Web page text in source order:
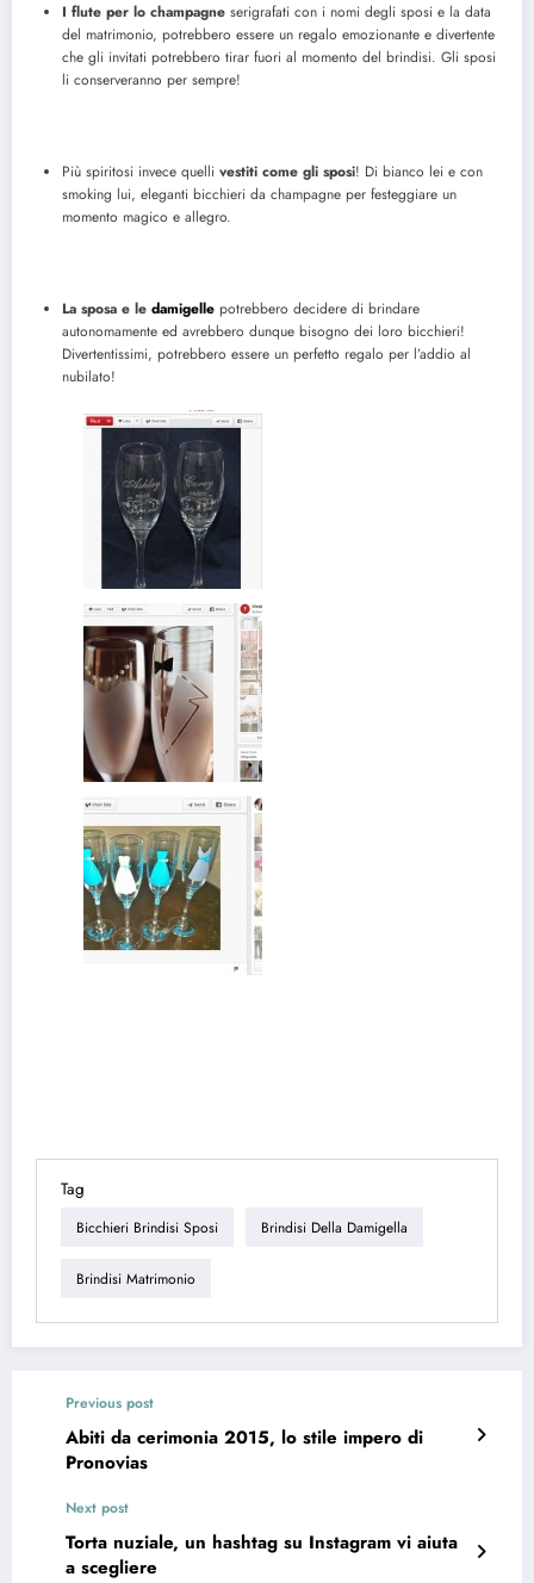
I flute per lo champagne serigrafati con i nomi degli sposi e la data
del matrimonio, potrebbero essere un regalo emozionante e divertente
che gli invitati potrebbero tirar fuori al momento del brindisi. Gli sposi
li conserveranno per sempre!
Più spiritosi invece quelli vestiti come gli sposi! Di bianco lei e con
smoking lui, eleganti bicchieri da champagne per festeggiare un
momento magico e allegro.
La sposa e le damigelle potrebbero decidere di brindare
autonomamente ed avrebbero dunque bisogno dei loro bicchieri!
Divertentissimi, potrebbero essere un perfetto regalo per l’addio al
nubilato!
Tag
Bicchieri Brindisi Sposi Brindisi Della Damigella
Brindisi Matrimonio
Previous post
Abiti da cerimonia 2015, lo stile impero di
Pronovias
Next post
Torta nuziale, un hashtag su Instagram vi aiuta
a scegliere